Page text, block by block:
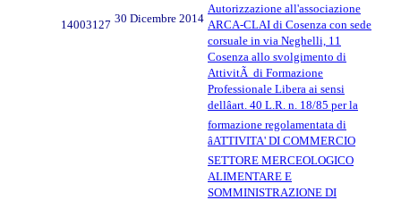
14003127 30 Dicembre 2014
Autorizzazione all'associazione
ARCA-CLAI di Cosenza con sede
corsuale in via Neghelli, 11
Cosenza allo svolgimento di
AttivitÃ di Formazione
Professionale Libera ai sensi
dellâart. 40 L.R. n. 18/85 per la
formazione regolamentata di
âATTIVITA' DI COMMERCIO
SETTORE MERCEOLOGICO
ALIMENTARE E
SOMMINISTRAZIONE DI